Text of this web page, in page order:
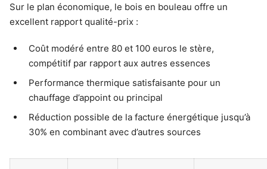
Sur le plan économique, le bois en bouleau offre un
excellent rapport qualité-prix :
Coût modéré entre 80 et 100 euros le stère,
compétitif par rapport aux autres essences
Performance thermique satisfaisante pour un
chauffage d’appoint ou principal
Réduction possible de la facture énergétique jusqu’à
30% en combinant avec d’autres sources